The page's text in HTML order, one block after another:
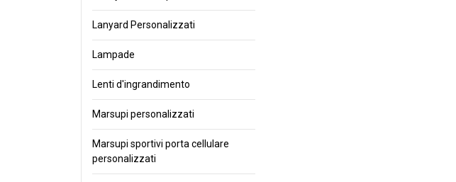
Lanyard Personalizzati
Lampade
Lenti d'ingrandimento
Marsupi personalizzati
Marsupi sportivi porta cellulare
personalizzati